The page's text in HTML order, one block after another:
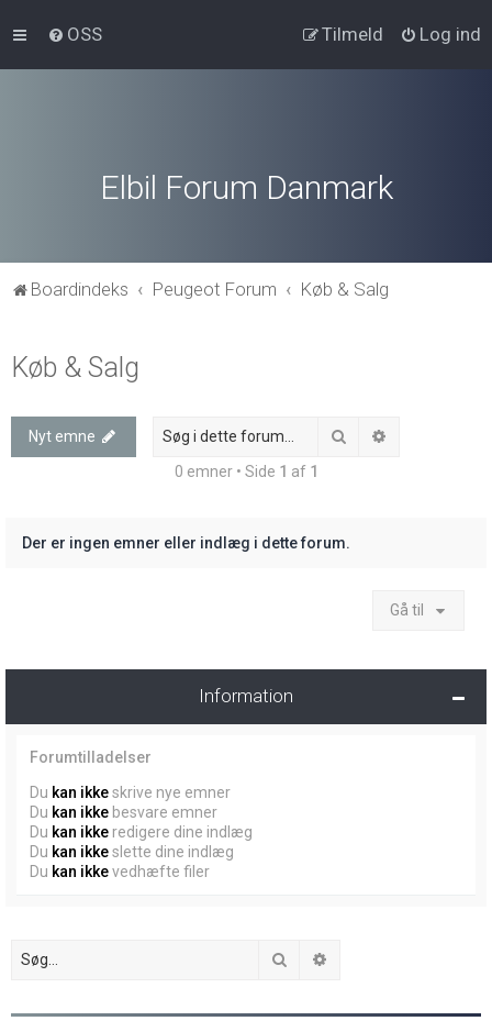
OSS Log ind
Tilmeld
Elbil Forum Danmark
Boardindeks Peugeot Forum Køb & Salg
Køb & Salg
Nyt emne Søg
0 emner • Side 1 af 1
Der er ingen emner eller indlæg i dette forum.
Gå til
Information
Forumtilladelser
Du kan ikkeskrive nye emner
Du kan ikke besvare emner
Du kan ikke redigere dine indlæg
Du kan ikkeslette dine indlæg
Du kan ikkevedhæfte filer
Søg